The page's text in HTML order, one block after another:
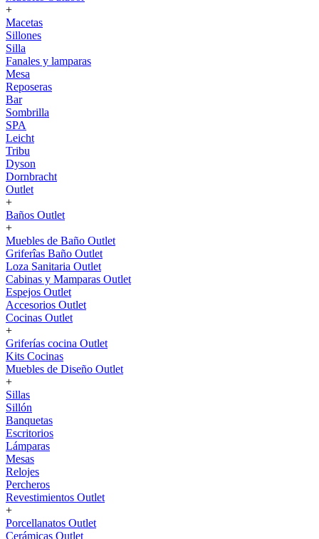
+
Macetas
Sillones
Silla
Fanales y lamparas
Mesa
Reposeras
Bar
Sombrilla
SPA
Leicht
Tribu
Dyson
Dornbracht
Outlet
+
Baños Outlet
+
Muebles de Baño Outlet
Griferîas Baño Outlet
Loza Sanitaria Outlet
Cabinas y Mamparas Outlet
Espejos Outlet
Accesorios Outlet
Cocinas Outlet
+
Griferías cocina Outlet
Kits Cocinas
Muebles de Diseño Outlet
+
Sillas
Sillón
Banquetas
Escritorios
Lámparas
Mesas
Relojes
Percheros
Revestimientos Outlet
+
Porcellanatos Outlet
Cerámicas Outlet